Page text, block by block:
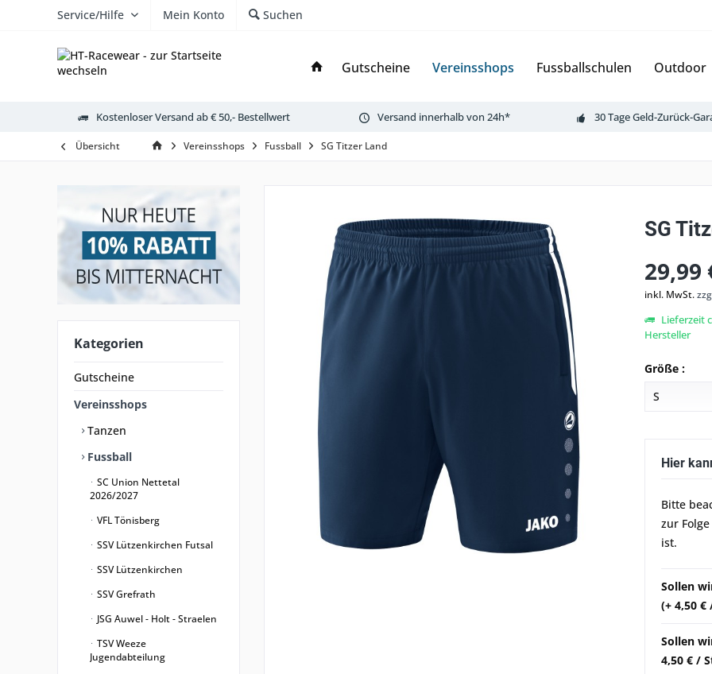
Service/Hilfe Mein Konto Suchen
Gutscheine Vereinsshops Fussballschulen Outdoor
Kostenloser Versand ab € 50,- Bestellwert Versand innerhalb von 24h* 30 Tage Geld-Zurück-
Übersicht Vereinsshops Fussball SG Titzer Land
Kategorien
Gutscheine
Vereinsshops
Tanzen
Fussball
SC Union Nettetal
2026/2027
VFL Tönisberg
SSV Lützenkirchen Futsal
SSV Lützenkirchen
SSV Grefrath
JSG Auwel - Holt - Straelen
TSV Weeze
Jugendabteilung
SG
29,99
inkl. MwSt.
Lieferzeit
Hersteller
Größe :
Hier
Bitte
zur
ist.
Sollen
(+ 4,50
Sollen
4,50 € /